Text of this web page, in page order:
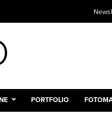
PORTFOLIO